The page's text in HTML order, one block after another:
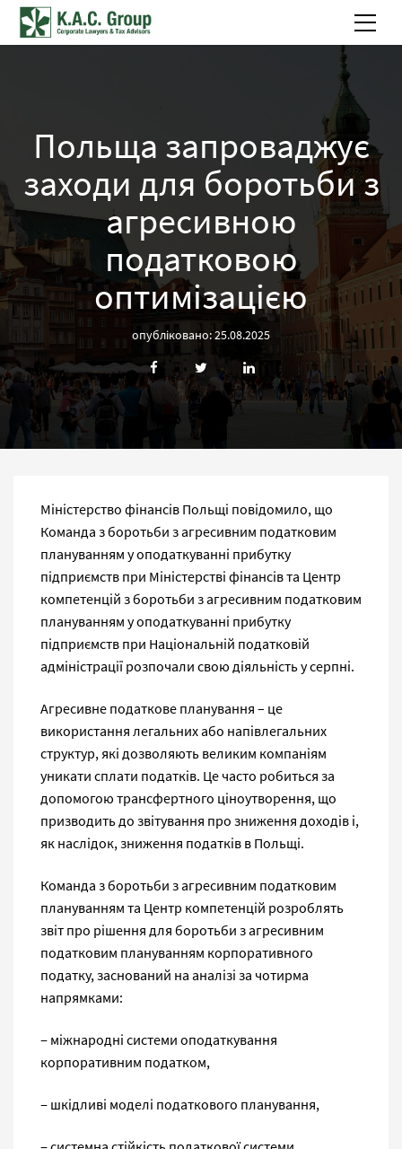
Польща запроваджує
заходи для боротьби з
агресивною
податковою
оптимізацією
опубліковано: 25.08.2025
Міністерство фінансів Польщі повідомило, що
Команда з боротьби з агресивним податковим
плануванням у оподаткуванні прибутку
підприємств при Міністерстві фінансів та Центр
компетенцій з боротьби з агресивним податковим
плануванням у оподаткуванні прибутку
підприємств при Національній податковій
адміністрації розпочали свою діяльність у серпні.
Агресивне податкове планування – це
використання легальних або напівлегальних
структур, які дозволяють великим компаніям
уникати сплати податків. Це часто робиться за
допомогою трансфертного ціноутворення, що
призводить до звітування про зниження доходів і,
як наслідок, зниження податків в Польщі.
Команда з боротьби з агресивним податковим
плануванням та Центр компетенцій розроблять
звіт про рішення для боротьби з агресивним
податковим плануванням корпоративного
податку, заснований на аналізі за чотирма
напрямками:
‒ міжнародні системи оподаткування
корпоративним податком,
‒ шкідливі моделі податкового планування,